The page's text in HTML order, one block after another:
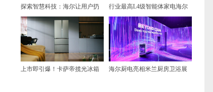
探索智慧科技：海尔让用户扔
掉挡风板，享受舒适风
行业最高L4级智能体家电海尔
Seeker套系，入驻中科探珠穆朗
玛基地
上市即引爆！卡萨帝揽光冰箱 海尔厨电亮相米兰厨房卫浴展